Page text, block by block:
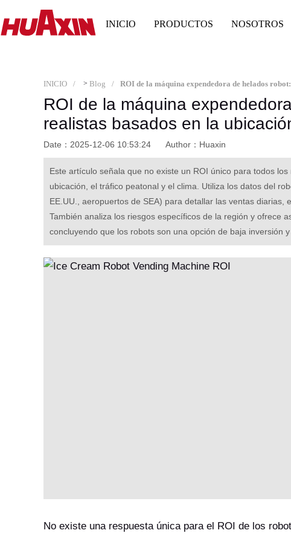
INICIO PRODUCTOS NOSOTROS
INICIO > Blog
ROI de la máquina
realistas basados en la
Date：2025-12-06 10:53:24 Author：Huaxin
Este artículo señala que no existe un ROI único para todos
ubicación, el tráfico peatonal y el clima. Utiliza los datos del
EE.UU., aeropuertos de SEA) para detallar las ventas
También analiza los riesgos específicos de la región y ofrece
concluyendo que los robots son una opción de baja inversión
No existe una respuesta única para el ROI de los